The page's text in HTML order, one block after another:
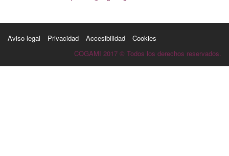
Aviso legal Privacidad Accesibilidad
Cookies
COGAMI 2017 © Todos los derechos reservados.